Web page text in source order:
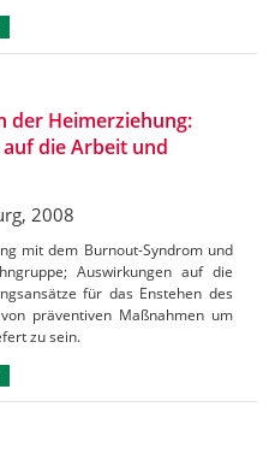
der Heimerziehung:
die Arbeit und
2008
mit dem Burnout-Syndrom und
Auswirkungen auf die
für das Enstehen des
präventiven Maßnahmen um
zu sein.